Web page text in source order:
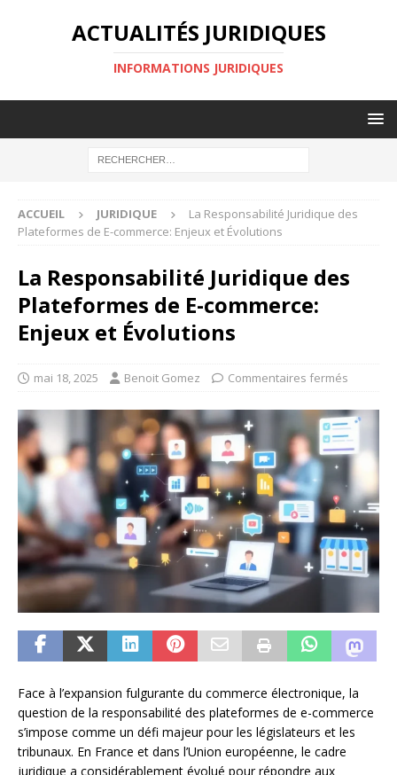
ACTUALITÉS JURIDIQUES
INFORMATIONS JURIDIQUES
ACCUEIL JURIDIQUE
La Responsabilité Juridique des
Plateformes de E-commerce: Enjeux et Évolutions
La Responsabilité Juridique des
Plateformes de E-commerce:
Enjeux et Évolutions
mai 18, 2025 Benoit Gomez Commentaires fermés
Face à l’expansion fulgurante du commerce électronique, la
question de la responsabilité des plateformes de e-commerce
s’impose comme un défi majeur pour les législateurs et les
tribunaux. En France et dans l’Union européenne, le cadre
juridique a considérablement évolué pour répondre aux